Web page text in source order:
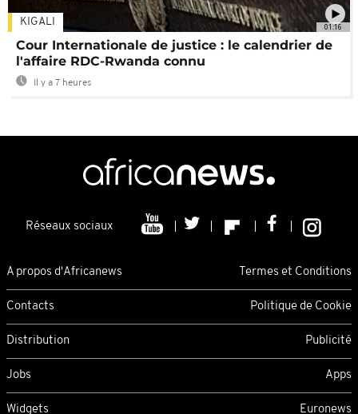
01:16
KIGALI
Cour Internationale de justice : le calendrier de
l'affaire RDC-Rwanda connu
Il y a 7 heures
Réseaux sociaux
A propos d'Africanews Termes et Conditions
Contacts Politique de Cookie
Distribution Publicité
Jobs Apps
Widgets Euronews